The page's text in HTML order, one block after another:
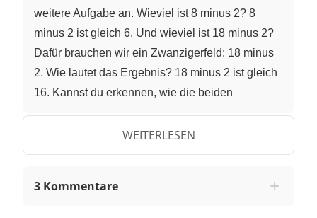
weitere Aufgabe an. Wieviel ist 8 minus 2? 8
minus 2 ist gleich 6. Und wieviel ist 18 minus 2?
Dafür brauchen wir ein Zwanzigerfeld: 18 minus
2. Wie lautet das Ergebnis? 18 minus 2 ist gleich
16. Kannst du erkennen, wie die beiden
obere Aufgabe als Hilfe nehmen, um die untere
Aufgabe zu lösen. Dazu musst du dir den Zehner
rechnest also die kleinere Aufgabe und fügst den
WEITERLESEN
3 Kommentare